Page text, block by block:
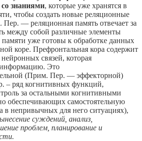
знаниями, которые уже хранятся в
чтобы создать новые реляционные
— реляционная память отвечает за
между собой различные элементы
уже готовы к обработке данных
коре. Префронтальная кора содержит
связей, которая
Это
(Прим. Пер. — эффекторной)
– ряд когнитивных функций,
за остальными когнитивными
обеспечивающих самостоятельную
в непривычных для него ситуациях),
суждений, анализ,
проблем, планирование и